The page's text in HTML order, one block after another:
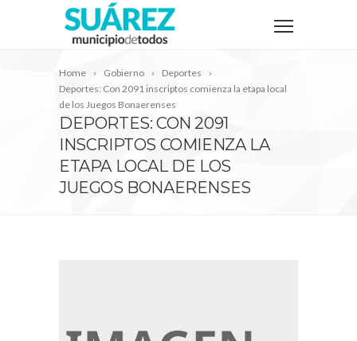
Home Gobierno
Deportes
Deportes: Con 2091 inscriptos comienza la etapa local
de los Juegos Bonaerenses
DEPORTES: CON 2091
INSCRIPTOS COMIENZA LA
ETAPA LOCAL DE LOS
JUEGOS BONAERENSES